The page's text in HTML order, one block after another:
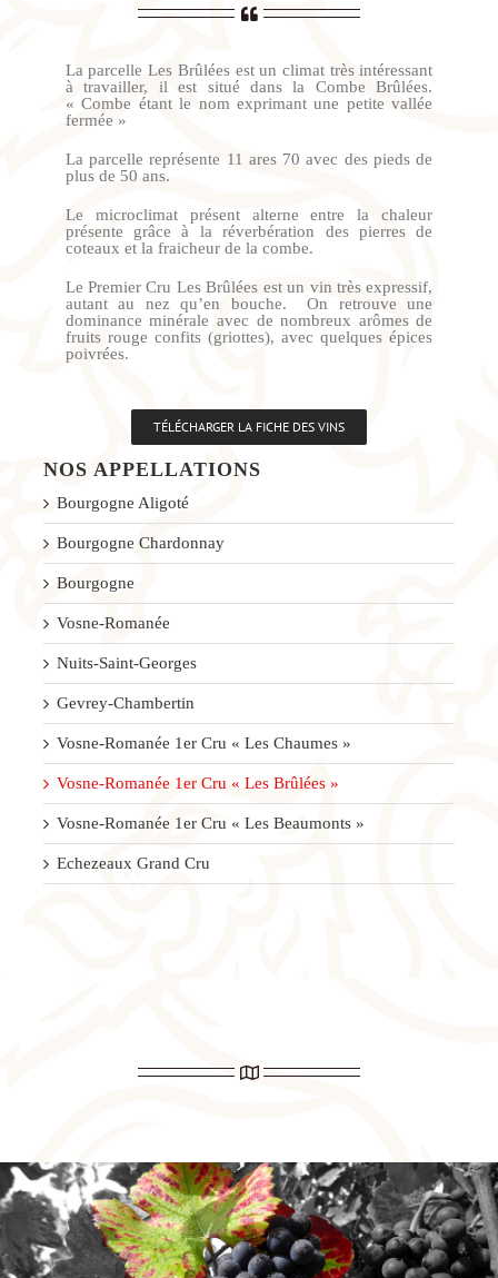
La parcelle Les Brûlées est un climat très intéressant
à travailler, il est situé dans la Combe Brûlées.
« Combe étant le nom exprimant une petite vallée
fermée »
La parcelle représente 11 ares 70 avec des pieds de
plus de 50 ans.
Le microclimat présent alterne entre la chaleur
présente grâce à la réverbération des pierres de
coteaux et la fraicheur de la combe.
Le Premier Cru Les Brûlées est un vin très expressif,
autant au nez qu’en bouche. On retrouve une
dominance minérale avec de nombreux arômes de
fruits rouge confits (griottes), avec quelques épices
poivrées.
TÉLÉCHARGER LA FICHE DES VINS
NOS APPELLATIONS
Bourgogne Aligoté
Bourgogne Chardonnay
Bourgogne
Vosne-Romanée
Nuits-Saint-Georges
Gevrey-Chambertin
Vosne-Romanée 1er Cru « Les Chaumes »
Vosne-Romanée 1er Cru « Les Brûlées »
Vosne-Romanée 1er Cru « Les Beaumonts »
Echezeaux Grand Cru